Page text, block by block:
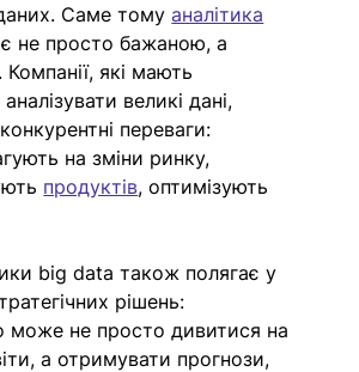
даних. Саме тому аналiтика
не просто бажаною, а
які мають
великі дані,
переваги:
на зміни ринку,
продуктів, оптимізують
big data також полягає у
рішень:
може не просто дивитися на
а отримувати прогнози,